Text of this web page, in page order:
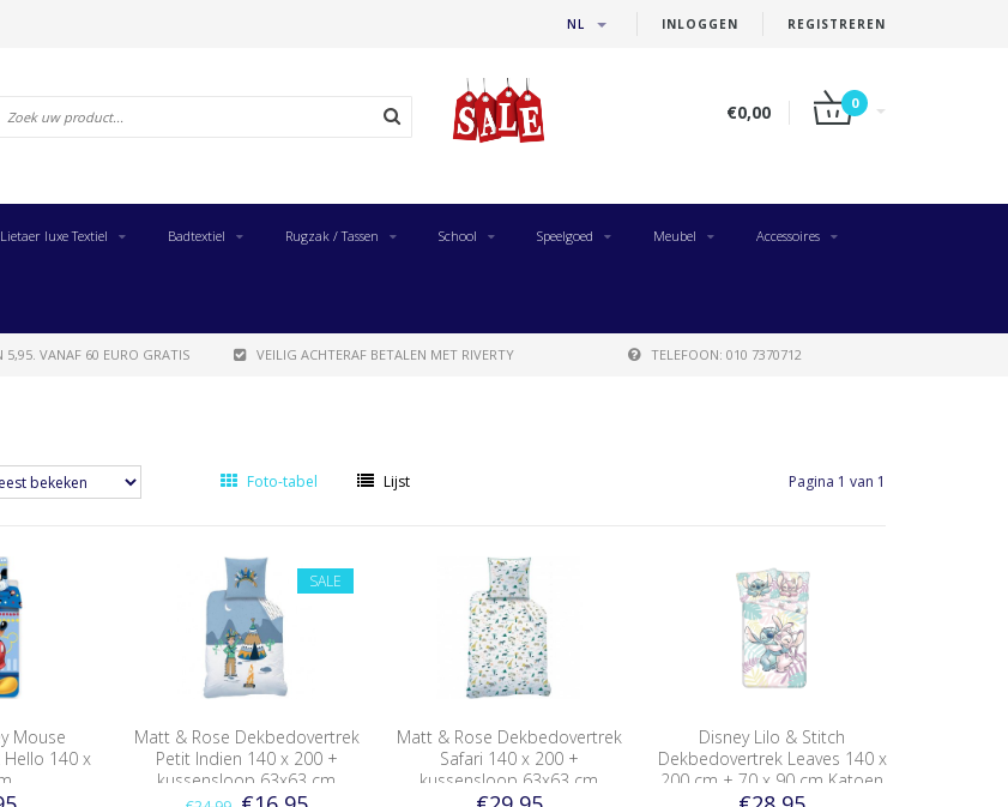
INLOGGEN REGISTREREN
NL
€0,00 0
luxe Textiel Badtextiel Rugzak / Tassen School Speelgoed Meubel Accessoires
5,95. VANAF 60 EURO GRATIS VEILIG ACHTERAF BETALEN MET RIVERTY TELEFOON: 010 7370712
Foto-tabel Lijst Pagina 1 van 1
Mouse
140 x
SALE
Matt & Rose Dekbedovertrek
Petit Indien 140 x 200 +
kussensloop 63x63 cm
Matt & Rose Dekbedovertrek
Safari 140 x 200 +
kussensloop 63x63 cm
Disney Lilo & Stitch
Dekbedovertrek Leaves 140 x
200 cm + 70 x 90 cm Katoen